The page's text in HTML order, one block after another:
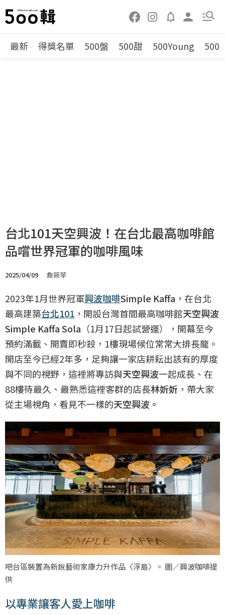
最新 得獎名單 500盤 500甜 500Young 500
台北101天空興波！在台北最高咖啡館
品嚐世界冠軍的咖啡風味
2025/04/09 詹筱苹
2023年1月世界冠軍興波咖啡Simple Kaffa ，在台北
最高建築台北101 ，開設台灣首間最高咖啡館天空興波
Simple Kaffa Sola （1月17日起試營運），開幕至今
預約滿載、開賣即秒殺，1樓現場候位常常大排長龍。
開店至今已經2年多，足夠讓一家店耕耘出該有的厚度
與不同的視野，這裡將專訪與天空興波一起成長、在
88樓待最久、最熟悉這裡客群的店長林妡妡 ，帶大家
從主場視角，看見不一樣的天空興波。
吧台區裝置為新銳藝術家康力升作品〈浮島〉。 圖／興波咖啡提
供
以專業讓客人愛上咖啡